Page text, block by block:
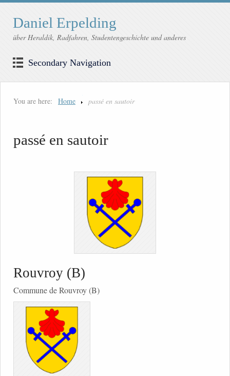
Daniel Erpelding
über Heraldik, Radfahren, Studentengeschichte und anderes
Secondary Navigation
You are here: Home passé en sautoir
passé en sautoir
Rouvroy (B)
Commune de Rouvroy (B)